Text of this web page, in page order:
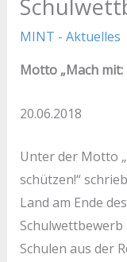
MINT - Aktuelles
Motto „Mach mit:
20.06.2018
Unter der Motto
schützen!“
Land am Ende
Schulwettbewerb
Schulen aus der